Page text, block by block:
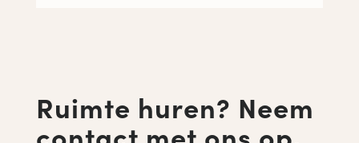
Ruimte huren? Neem